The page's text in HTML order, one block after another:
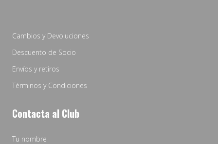
Cambios y Devoluciones
Descuento de Socio
Envíos y retiros
Términos y Condiciones
Contacta al Club
Tu nombre